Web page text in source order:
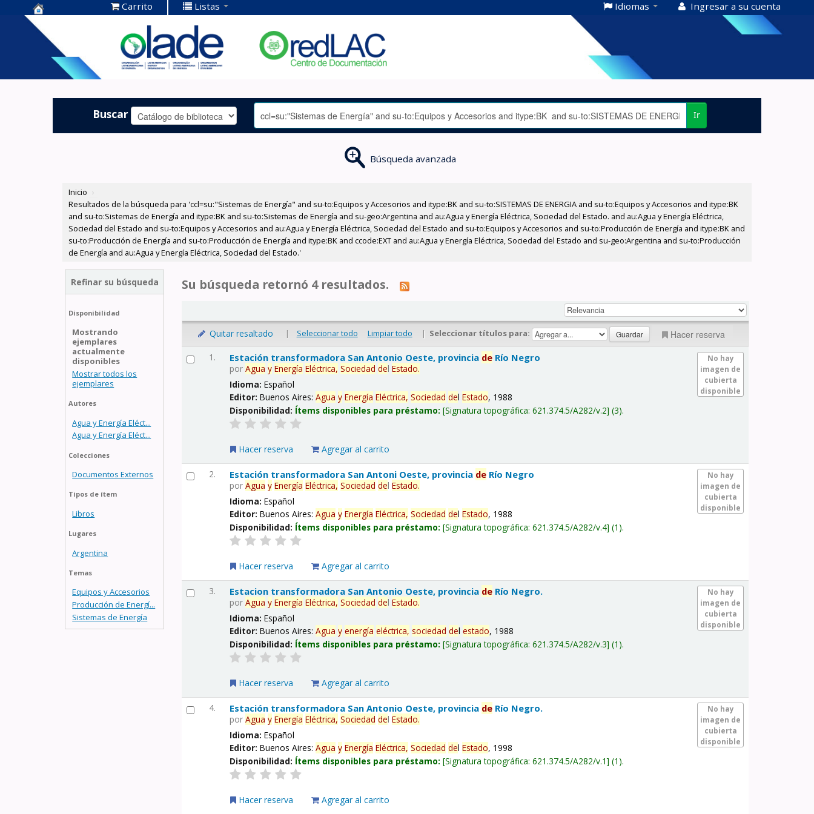
Centro de
Documentación
OLADE -
Carrito Listas Idiomas Ingresar a su cuenta
Buscar Ir
Búsqueda avanzada
Inicio ›
Resultados de la búsqueda para 'ccl=su:"Sistemas de Energía" and su-to:Equipos y Accesorios and itype:BK and su-to:SISTEMAS DE ENERGIA and su-to:Equipos y Accesorios and itype:BK
and su-to:Sistemas de Energía and itype:BK and su-to:Sistemas de Energía and su-geo:Argentina and au:Agua y Energía Eléctrica, Sociedad del Estado. and au:Agua y Energía Eléctrica,
Sociedad del Estado and su-to:Equipos y Accesorios and au:Agua y Energía Eléctrica, Sociedad del Estado and su-to:Equipos y Accesorios and su-to:Producción de Energía and itype:BK and
su-to:Producción de Energía and su-to:Producción de Energía and itype:BK and ccode:EXT and au:Agua y Energía Eléctrica, Sociedad del Estado and su-geo:Argentina and su-to:Producción
de Energía and au:Agua y Energía Eléctrica, Sociedad del Estado.'
Refinar su búsqueda
Disponibilidad
Mostrando
ejemplares
actualmente
disponibles
Mostrar todos los
ejemplares
Autores
Agua y Energía Eléct...
Agua y Energía Eléct...
Colecciones
Documentos Externos
Tipos de ítem
Libros
Lugares
Argentina
Temas
Equipos y Accesorios
Producción de Energí...
Sistemas de Energía
Su búsqueda retornó 4 resultados.
Quitar resaltado | Seleccionar todo Limpiar todo | Seleccionar títulos para: Hacer reserva
1.
No hay
imagen de
cubierta
disponible
Estación transformadora San Antonio Oeste, provincia de Río Negro
porAgua y Energía Eléctrica, Sociedad delEstado.
Idioma:Español
Editor:Buenos Aires:Agua y Energía Eléctrica, Sociedad delEstado, 1988
Disponibilidad: Ítems disponibles para préstamo: Signatura topográfica:621.374.5/A282/v.2 (3).
Hacer reserva Agregar al carrito
2.
No hay
imagen de
cubierta
disponible
Estación transformadora San Antoni Oeste, provincia de Río Negro
porAgua y Energía Eléctrica, Sociedad delEstado.
Idioma:Español
Editor:Buenos Aires:Agua y Energía Eléctrica, Sociedad delEstado, 1988
Disponibilidad: Ítems disponibles para préstamo: Signatura topográfica:621.374.5/A282/v.4 (1).
Hacer reserva Agregar al carrito
3.
No hay
imagen de
cubierta
disponible
Estacion transformadora San Antonio Oeste, provincia de Río Negro.
porAgua y Energía Eléctrica, Sociedad delEstado.
Idioma:Español
Editor:Buenos Aires:Agua y energía eléctrica, sociedad delestado, 1988
Disponibilidad: Ítems disponibles para préstamo: Signatura topográfica:621.374.5/A282/v.3 (1).
Hacer reserva Agregar al carrito
4.
No hay
imagen de
cubierta
disponible
Estación transformadora San Antonio Oeste, provincia de Río Negro.
porAgua y Energía Eléctrica, Sociedad delEstado.
Idioma:Español
Editor:Buenos Aires:Agua y Energía Eléctrica, Sociedad delEstado, 1998
Disponibilidad: Ítems disponibles para préstamo: Signatura topográfica:621.374.5/A282/v.1 (1).
Hacer reserva Agregar al carrito